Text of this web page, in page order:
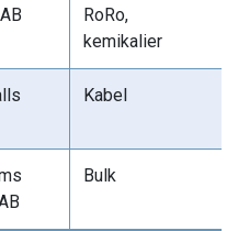
RoRo,
kemikalier
Kabel
Bulk